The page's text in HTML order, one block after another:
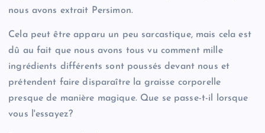
nous avons extrait Persimon.
Cela peut être apparu un peu sarcastique, mais cela est
dû au fait que nous avons tous vu comment mille
ingrédients différents sont poussés devant nous et
prétendent faire disparaître la graisse corporelle
presque de manière magique. Que se passe-t-il lorsque
vous l'essayez?